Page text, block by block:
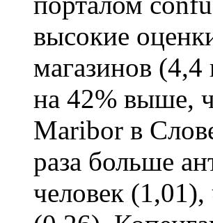
высокие
магазинов
на 42% выше,
Maribor в
раза больше
человек